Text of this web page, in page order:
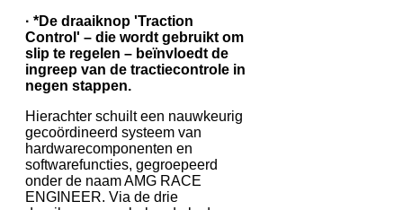
· *De draaiknop 'Traction
Control' – die wordt gebruikt om
slip te regelen – beïnvloedt de
ingreep van de tractiecontrole in
negen stappen.
Hierachter schuilt een nauwkeurig
gecoördineerd systeem van
hardwarecomponenten en
softwarefuncties, gegroepeerd
onder de naam AMG RACE
ENGINEER. Via de drie